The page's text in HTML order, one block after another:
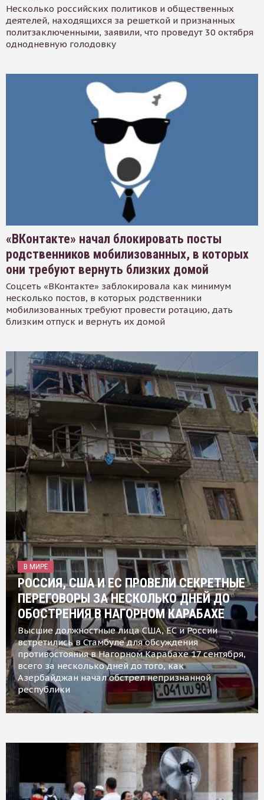
Несколько российских политиков и общественных
деятелей, находящихся за решеткой и признанных
политзаключенными, заявили, что проведут 30 октября
однодневную голодовку
«ВКонтакте» начал блокировать посты
родственников мобилизованных, в которых
они требуют вернуть близких домой
Соцсеть «ВКонтакте» заблокировала как минимум
несколько постов, в которых родственники
мобилизованных требуют провести ротацию, дать
близким отпуск и вернуть их домой
В МИРЕ
РОССИЯ, США И ЕС ПРОВЕЛИ СЕКРЕТНЫЕ
ПЕРЕГОВОРЫ ЗА НЕСКОЛЬКО ДНЕЙ ДО
ОБОСТРЕНИЯ В НАГОРНОМ КАРАБАХЕ
Высшие должностные лица США, ЕС и России
встретились в Стамбуле для обсуждения
противостояния в Нагорном Карабахе 17 сентября,
всего за несколько дней до того, как
Азербайджан начал обстрел непризнанной
республики